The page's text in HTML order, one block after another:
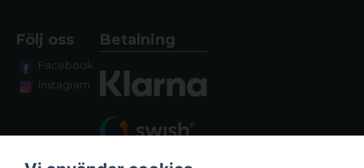
Följ oss
Facebook
Instagram
Betalning